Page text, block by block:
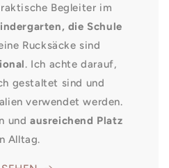
Begleiter im
die Schule
Rucksäcke sind
. Ich achte darauf,
gestaltet sind und
verwendet werden.
undausreichend Platz
Alltag.